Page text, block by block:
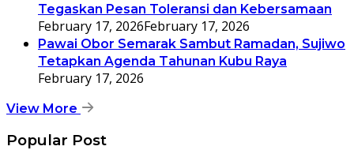
Tegaskan Pesan Toleransi dan Kebersamaan
February 17, 2026February 17, 2026
Pawai Obor Semarak Sambut Ramadan, Sujiwo
Tetapkan Agenda Tahunan Kubu Raya
February 17, 2026
View More
Popular Post